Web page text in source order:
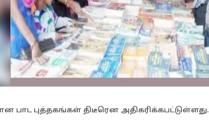
பாட புத்தகங்கள் திடீரென அதிகரிக்கபட்டுள்ளது.